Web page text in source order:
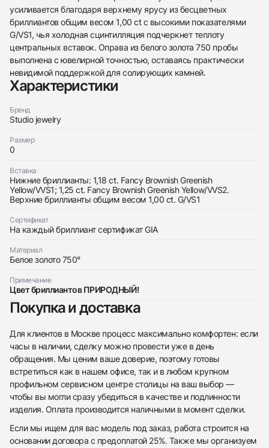
438
285
145
142
205
204
195
150
6
усиливается благодаря верхнему ярусу из бесцветных
бриллиантов общим весом 1,00 ct с высокими показателями
G/VS1, чья холодная сцинтилляция подчеркнет теплоту
центральных вставок. Оправа из белого золота 750 пробы
выполнена с ювелирной точностью, оставаясь практически
невидимой поддержкой для солирующих камней.
Характеристики
Бренд
Studio jewelry
Размер
0
Вставка
Нижние бриллианты: 1,18 ct. Fancy Brownish Greenish
Yellow/VVS1; 1,25 ct. Fancy Brownish Greenish Yellow/VVS2.
Верхние бриллианты общим весом 1,00 ct. G/VS1
Сертификат
На каждый бриллиант сертификат GIA
Материал
Белое золото 750°
Примечание
Цвет бриллиантов ПРИРОДНЫЙ!
Покупка и доставка
Для клиентов в Москве процесс максимально комфортен: если
часы в наличии, сделку можно провести уже в день
обращения. Мы ценим ваше доверие, поэтому готовы
встретиться как в нашем офисе, так и в любом крупном
профильном сервисном центре столицы на ваш выбор —
чтобы вы могли сразу убедиться в качестве и подлинности
изделия. Оплата производится наличными в момент сделки.
Если мы ищем для вас модель под заказ, работа строится на
основании договора с предоплатой 25%. Также мы организуем
Оставьте ваши контактные данные и мы свяжемся
с вами
Studio jewelry
Серьги 1,18/1,25 ct. Fancy Brownish Greenish
НовыеКоробка + Документы
$37,400
Отправить заявку
Трейд-ин часов
с вами
Studio jewelry
Серьги 1,18/1,25 ct. Fancy Brownish Greenish
Yellow/VVS
Приложите фото ваших часов…
Отправить заявку